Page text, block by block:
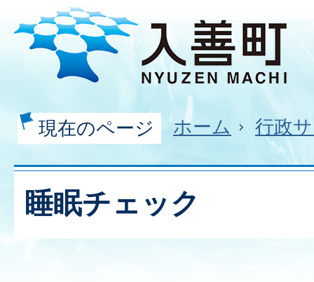
現在のページ ホーム 行政
睡眠チェック